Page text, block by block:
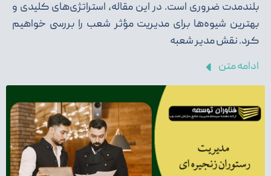
بلندمدت ضروری است. در این مقاله، استراتژی‌های کلیدی و
بهترین شیوه‌ها برای مدیریت مؤثر شعب را بررسی خواهیم
کرد. نقش مدیر شعبه
ادامه متن